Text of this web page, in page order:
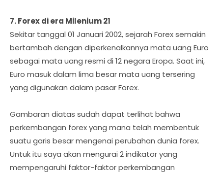
7. Forex di era Milenium 21
Sekitar tanggal 01 Januari 2002, sejarah Forex semakin
bertambah dengan diperkenalkannya mata uang Euro
sebagai mata uang resmi di 12 negara Eropa. Saat ini,
Euro masuk dalam lima besar mata uang tersering
yang digunakan dalam pasar Forex.
Gambaran diatas sudah dapat terlihat bahwa
perkembangan forex yang mana telah membentuk
suatu garis besar mengenai perubahan dunia forex.
Untuk itu saya akan mengurai 2 indikator yang
mempengaruhi faktor-faktor perkembangan